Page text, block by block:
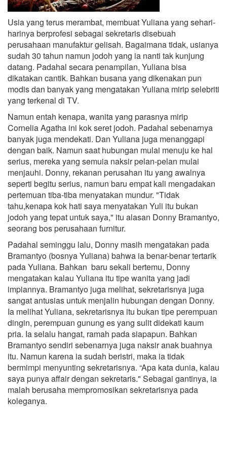
Usia yang terus merambat, membuat Yuliana yang sehari-
harinya berprofesi sebagai sekretaris disebuah
perusahaan manufaktur gelisah. Bagaimana tidak, usianya
sudah 30 tahun namun jodoh yang ia nanti tak kunjung
datang. Padahal secara penampilan, Yuliana bisa
dikatakan cantik. Bahkan busana yang dikenakan pun
modis dan banyak yang mengatakan Yuliana mirip selebriti
yang terkenal di TV.
Namun entah kenapa, wanita yang parasnya mirip
Cornelia Agatha ini kok seret jodoh. Padahal sebenarnya
banyak juga mendekati. Dan Yuliana juga menanggapi
dengan baik. Namun saat hubungan mulai menuju ke hal
serius, mereka yang semuia naksir pelan-pelan mulai
menjauhi. Donny, rekanan perusahan itu yang awalnya
seperti begitu serius, namun baru empat kali mengadakan
pertemuan tiba-tiba menyatakan mundur. "Tidak
tahu,kenapa kok hati saya menyatakan Yuli itu bukan
jodoh yang tepat untuk saya," itu alasan Donny Bramantyo,
seorang bos perusahaan furnitur.
Padahal seminggu lalu, Donny masih mengatakan pada
Bramantyo (bosnya Yuliana) bahwa ia benar-benar tertarik
pada Yuliana. Bahkan baru sekali bertemu, Donny
mengatakan kalau Yuliana itu tipe wanita yang jadi
impiannya. Bramantyo juga melihat, sekretarisnya juga
sangat antusias untuk menjalin hubungan dengan Donny.
Ia melihat Yuliana, sekretarisnya itu bukan tipe perempuan
dingin, perempuan gunung es yang sulit didekati kaum
pria. Ia selalu hangat, ramah pada siapapun. Bahkan
Bramantyo sendiri sebenarnya juga naksir anak buahnya
itu. Namun karena ia sudah beristri, maka ia tidak
bermimpi menyunting sekretarisnya. “Apa kata dunia, kalau
saya punya affair dengan sekretaris." Sebagai gantinya, ia
malah berusaha mempromosikan sekretarisnya pada
koleganya.